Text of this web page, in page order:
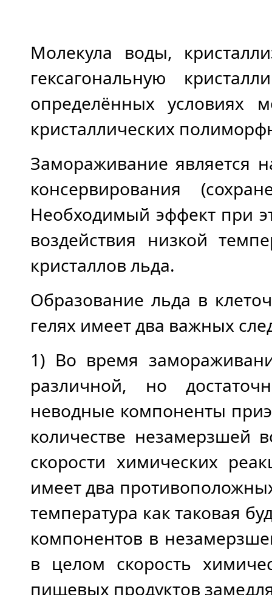
Молекула воды,
гексагональную
определённых условиях
кристаллических
Замораживание является
консервирования
Необходимый эффект при
воздействия низкой
кристаллов льда.
Образование льда в
гелях имеет два важных
1) Во время
различной, но
неводные компоненты
количестве незамерзшей
скорости химических
имеет два
температура как таковая
компонентов в
в целом скорость
пищевых продуктов